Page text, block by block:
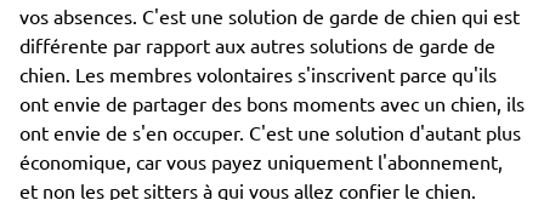
vos absences. C'est une solution de garde de chien qui est
différente par rapport aux autres solutions de garde de
chien. Les membres volontaires s'inscrivent parce qu'ils
ont envie de partager des bons moments avec un chien, ils
ont envie de s'en occuper. C'est une solution d'autant plus
économique, car vous payez uniquement l'abonnement,
et non les pet sitters à qui vous allez confier le chien.